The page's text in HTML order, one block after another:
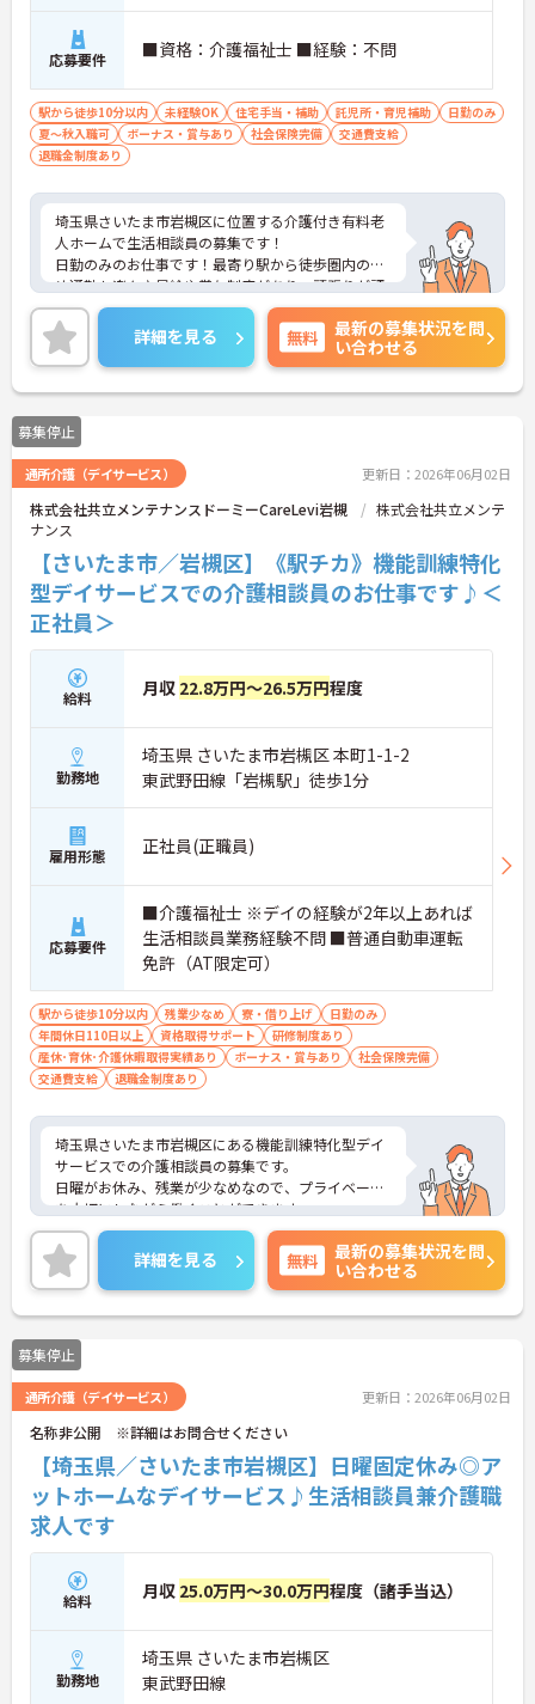
応募要件 ■資格：介護福祉士 ■経験：不問
駅から徒歩10分以内 未経験OK 住宅手当・補助 託児所・育児補助
日勤のみ
夏～秋入職可
ボーナス・賞与あり 社会保険完備
交通費支給
退職金制度あり
埼玉県さいたま市岩槻区に位置する介護付き有料老
人ホームで生活相談員の募集です！
日勤のみのお仕事です！最寄り駅から徒歩圏内のた
め通勤も楽々♪昇給や賞与制度があり、頑張りが評
価されてしっかりと還元されます。さらに各種手当
もあるのは嬉しいポイントです◎資格取得支援制度
もあるため働きながら取得可能◎丁寧な研修とフォ
ロー体制で、ご自身のスキルアップもできます！
こちらの求人にご興味がございましたら面接のポイ
ントもお伝えしますので是非ご応募お待ちしており
ます。
詳細を見る 無料
最新の募集状況を問
い合わせる
募集停止
通所介護（デイサービス） 更新日：2026年06月02日
株式会社共立メンテナンスドーミーCareLevi岩槻
株式会社共立メンテ
ナンス
【さいたま市／岩槻区】《駅チカ》機能訓練特化
型デイサービスでの介護相談員のお仕事です♪＜
正社員＞
給料 月収 22.8万円～26.5万円程度
勤務地
埼玉県 さいたま市岩槻区 本町1-1-2
東武野田線「岩槻駅」徒歩1分
雇用形態 正社員(正職員)
応募要件
■介護福祉士 ※デイの経験が2年以上あれば
生活相談員業務経験不問 ■普通自動車運転
免許（AT限定可）
駅から徒歩10分以内 残業少なめ 寮・借り上げ
日勤のみ
年間休日110日以上
資格取得サポート
研修制度あり
産休･育休･介護休暇取得実績あり
ボーナス・賞与あり
社会保険完備
交通費支給
退職金制度あり
埼玉県さいたま市岩槻区にある機能訓練特化型デイ
サービスでの介護相談員の募集です。
日曜がお休み、残業が少なめなので、プライベート
を大切にしながら働くことができます。
ご興味のある方には、面接対策ポイントなど、さら
に詳細をお話しいたしますのでお気軽にご相談くだ
さい！
詳細を見る 無料
最新の募集状況を問
い合わせる
募集停止
通所介護（デイサービス） 更新日：2026年06月02日
名称非公開 ※詳細はお問合せください
【埼玉県／さいたま市岩槻区】日曜固定休み◎ア
ットホームなデイサービス♪生活相談員兼介護職
求人です
給料 月収 25.0万円～30.0万円程度（諸手当込）
勤務地
埼玉県 さいたま市岩槻区
東武野田線